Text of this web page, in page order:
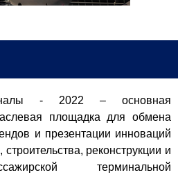
- 2022 – основная
площадка для обмена
и презентации инноваций
реконструкции и
терминальной